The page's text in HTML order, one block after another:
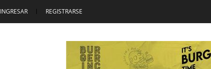
INGRESAR | REGISTRARSE